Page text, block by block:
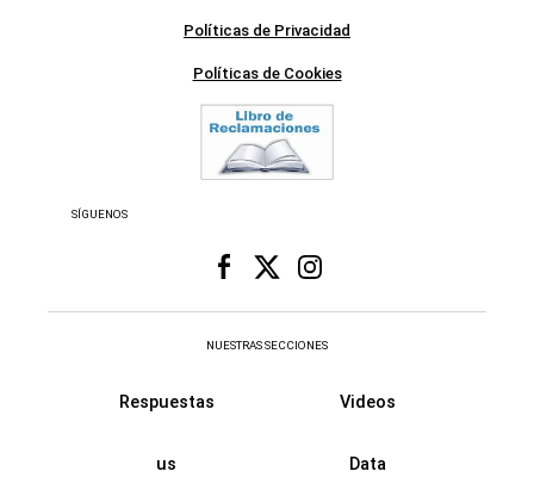
Políticas de Privacidad
Políticas de Cookies
SÍGUENOS
NUESTRAS SECCIONES
Respuestas Videos
us Data